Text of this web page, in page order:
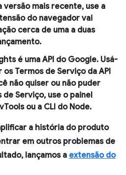
versão mais recente, use a
do navegador vai
cerca de uma a duas
é uma API do Google. Usá-
Termos de Serviço da API
não quiser ou não puder
Serviço, use o painel
ou a CLI do Node.
a história do produto
em outros problemas de
lançamos a extensão do